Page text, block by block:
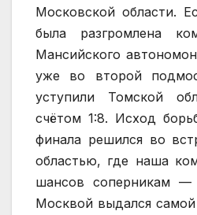
Московской области.
была разгромлена
Мансийского
уже во второй
уступили Томской
счётом 1:8. Исход
финала решился во
областью, где наша
шансов соперникам
Москвой выдался